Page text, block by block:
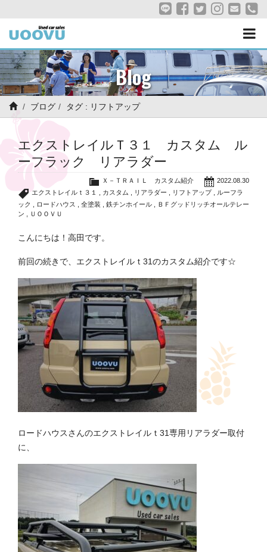
Blog
ブログ タグ : リフトアップ
エクストレイルＴ３１ カスタム ル
ーフラック リアラダー
2022.08.30
Ｘ－ＴＲＡＩＬ カスタム紹介
エクストレイルｔ３１
カスタム リアラダー リフトアップ, ルーフラ
ック
ロードハウス 全塗装 鉄チンホイール
ＢＦグッドリッチオールテレー
ン
ＵＯＯＶＵ
こんにちは！高田です。
前回の続きで、エクストレイルｔ31のカスタム紹介です☆
ロードハウスさんのエクストレイルｔ31専用リアラダー取付
に、